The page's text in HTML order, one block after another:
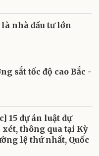
nhà đầu tư lớn
sắt tốc độ cao Bắc -
15 dự án luật dự
thông qua tại Kỳ
lệ thứ nhất, Quốc